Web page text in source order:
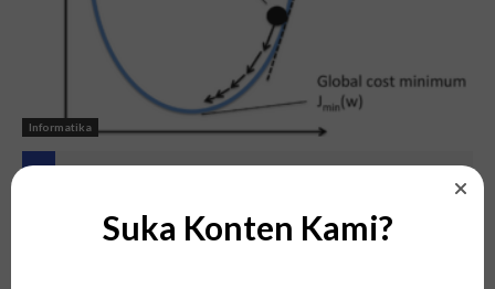
Informatika
Suka Konten Kami?